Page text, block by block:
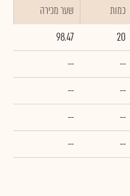
כמות
שער מכירה
20
98.47
--
--
--
--
--
--
--
--